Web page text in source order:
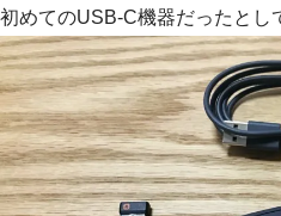
初めてのUSB-C機器だったとし